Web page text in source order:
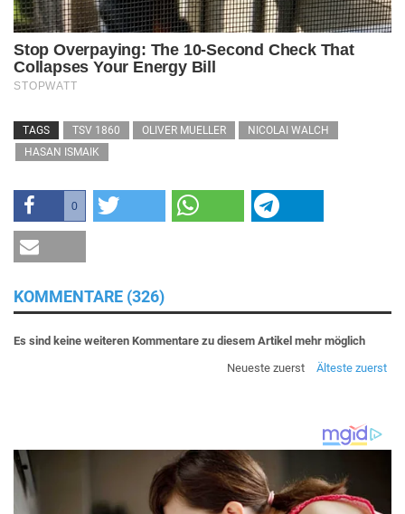
TAGS TSV 1860 OLIVER MUELLER
NICOLAI WALCH
HASAN ISMAIK
0
KOMMENTARE (326)
Es sind keine weiteren Kommentare zu diesem Artikel mehr möglich
Neueste zuerst
Älteste zuerst